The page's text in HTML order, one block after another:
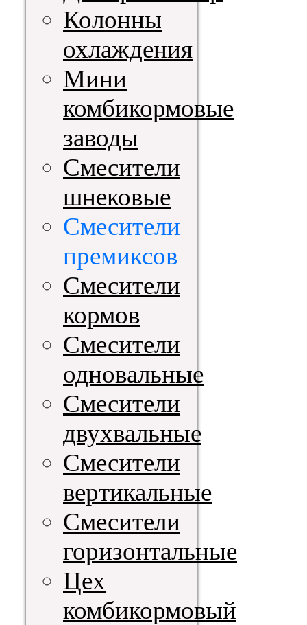
Колонны
охлаждения
Мини
комбикормовые
заводы
Смесители
шнековые
Смесители
премиксов
Смесители
кормов
Смесители
одновальные
Смесители
двухвальные
Смесители
вертикальные
Смесители
горизонтальные
Цех
комбикормовый